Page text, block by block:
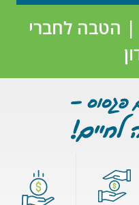
הטבה לחברי